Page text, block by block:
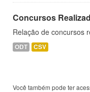
Concursos
Relação de concursos
ODT CSV
Você também pode ter